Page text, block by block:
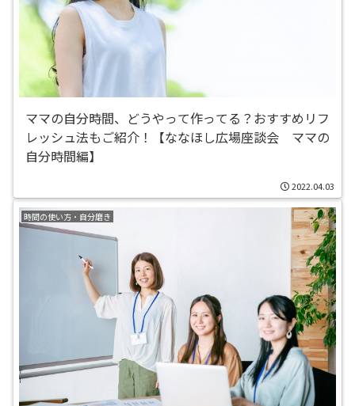
ママの自分時間、どうやって作ってる？おすすめリフ
レッシュ法もご紹介！【ななほし広場座談会 ママの
自分時間編】
2022.04.03
時間の使い方・自分磨き